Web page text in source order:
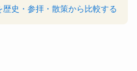
史・参拝・散策から比較する